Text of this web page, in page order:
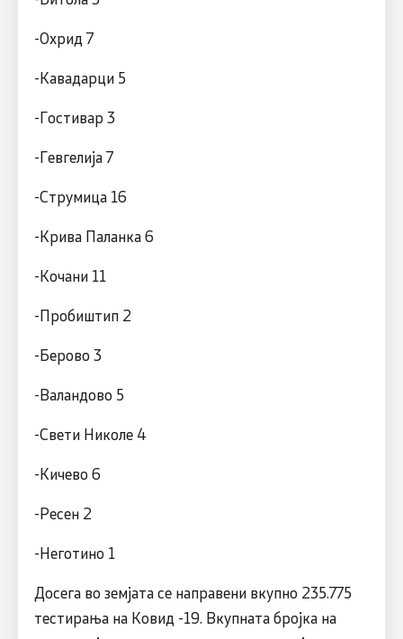
-Охрид 7
-Кавадарци 5
-Гостивар 3
-Гевгелија 7
-Струмица 16
-Крива Паланка 6
-Кочани 11
-Пробиштип 2
-Берово 3
-Валандово 5
-Свети Николе 4
-Кичево 6
-Ресен 2
-Неготино 1
Досега во земјата се направени вкупно 235.775
тестирања на Ковид -19. Вкупната бројка на